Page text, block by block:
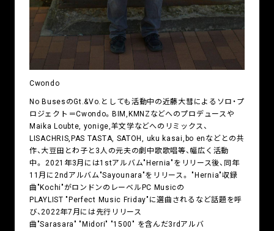
Cwondo
No BusesのGt.&Vo.としても活動中の近藤大彗によるソロ・プ
ロジェクト＝Cwondo。BIM,KMNZなどへのプロデュースや
Maika Loubte, yonige,羊文学などへのリミックス、
LISACHRIS,PAS TASTA, SATOH, uku kasai,bo enなどとの共
作、大豆田とわ子と3人の元夫の劇中歌歌唱等、幅広く活動
中。 2021年3月には1stアルバム"Hernia"をリリース後、同年
11月に2ndアルバム"Sayounara"をリリース。 "Hernia"収録
曲"Kochi"がロンドンのレーベルPC Musicの
PLAYLIST "Perfect Music Friday"に選曲されるなど話題を呼
び、2022年7月には先行リリース
曲"Sarasara" "Midori" "1500" を含んだ3rdアルバ